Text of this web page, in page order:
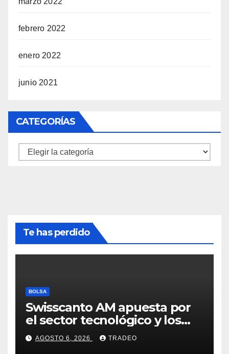
febrero 2022
enero 2022
junio 2021
CATEGORÍAS
Categorías
Te has perdido
BOLSA
Swisscanto AM apuesta por
el sector tecnológico y los
valores cíclicos para ganar en
bolsa
AGOSTO 6, 2026 TRADEO